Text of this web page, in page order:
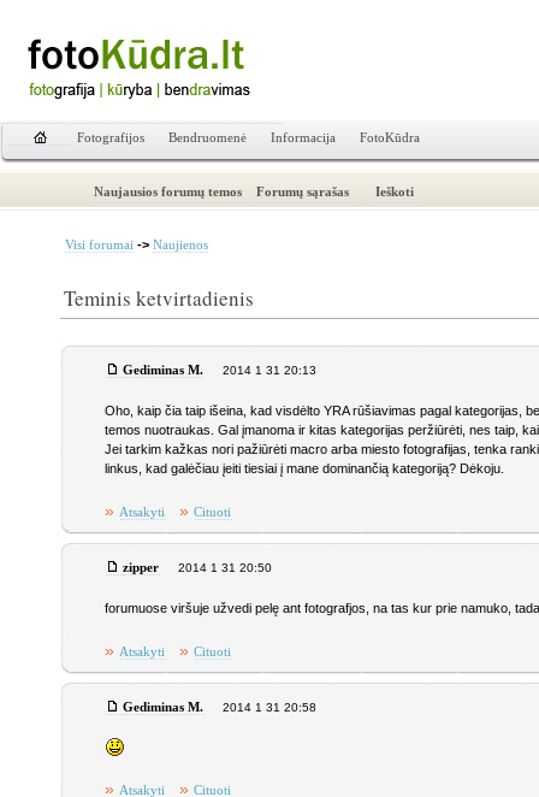
Fotografijos Bendruomenė Informacija FotoKūdra
Naujausios forumų temos Forumų sąrašas Ieškoti
Visi forumai -> Naujienos
Teminis ketvirtadienis
Gediminas M. 2014 1 31 20:13
Oho, kaip čia taip išeina, kad visdėlto YRA rūšiavimas pagal kategorijas,
temos nuotraukas. Gal įmanoma ir kitas kategorijas peržiūrėti, nes taip,
Jei tarkim kažkas nori pažiūrėti macro arba miesto fotografijas, tenka
linkus, kad galėčiau įeiti tiesiai į mane dominančią kategoriją? Dėkoju.
» Atsakyti » Cituoti
zipper 2014 1 31 20:50
forumuose viršuje užvedi pelę ant fotografjos, na tas kur prie namuko,
» Atsakyti » Cituoti
Gediminas M. 2014 1 31 20:58
» Atsakyti » Cituoti